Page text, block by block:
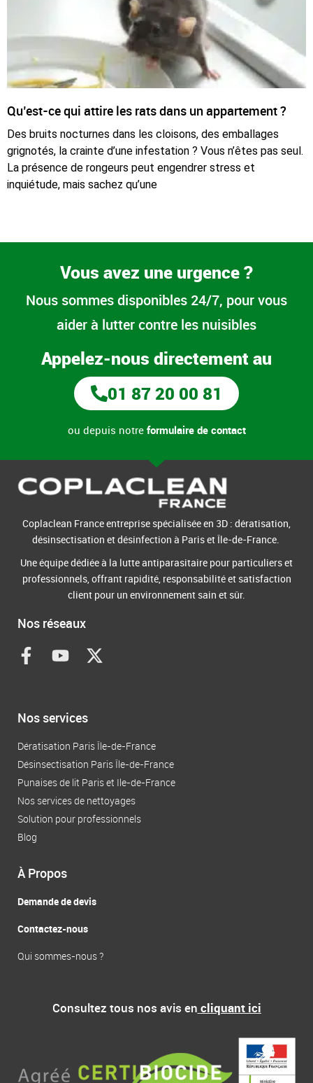
Qu’est-ce qui attire les rats dans un appartement ?
Des bruits nocturnes dans les cloisons, des emballages
grignotés, la crainte d’une infestation ? Vous n’êtes pas seul.
La présence de rongeurs peut engendrer stress et
inquiétude, mais sachez qu’une
Vous avez une urgence ?
Nous sommes disponibles 24/7, pour vous
aider à lutter contre les nuisibles
Appelez-nous directement au
01 87 20 00 81
ou depuis notre formulaire de contact
Coplaclean France entreprise spécialisée en 3D : dératisation,
désinsectisation et désinfection à Paris et Île-de-France.
Une équipe dédiée à la lutte antiparasitaire pour particuliers et
professionnels, offrant rapidité, responsabilité et satisfaction
client pour un environnement sain et sûr.
Nos réseaux
F
a
b
o
k
-
f
o
u
e
X
-
t
e
r
Nos services
Dératisation Paris Île-de-France
Désinsectisation Paris Île-de-France
Punaises de lit Paris et Ile-de-France
Nos services de nettoyages
Solution pour professionnels
Blog
À Propos
Demande de devis
Contactez-nous
Qui sommes-nous ?
Consultez tous nos avis en cliquant ici